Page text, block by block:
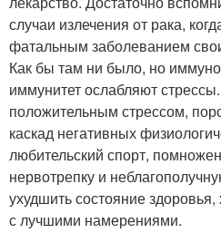
случаи излечения от рака,
фатальным заболеванием
Как бы там ни было, но
иммунитет ослабляют
положительным стрессом,
каскад негативных
любительский спорт,
нервотрепку и
ухудшить состояние
с лучшими намерениями.